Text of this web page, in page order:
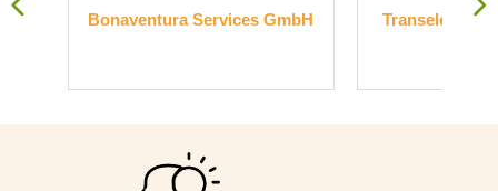
Bonaventura Services GmbH